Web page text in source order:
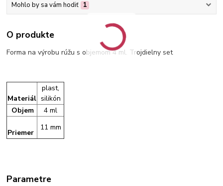
Mohlo by sa vám hodiť 1
O produkte
Forma na výrobu rúžu s objemom 4 ml. Trojdielny set
Materiál
plast,
silikón
Objem
4 ml
Priemer
11 mm
Parametre